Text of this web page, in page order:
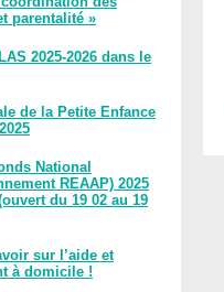
parentalité »
2025-2026 dans le
de la Petite Enfance
National
REAAP) 2025
du 19 02 au 19
sur l’aide et
à domicile !